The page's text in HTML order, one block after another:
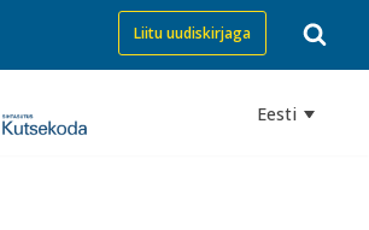
Liitu uudiskirjaga
Eesti